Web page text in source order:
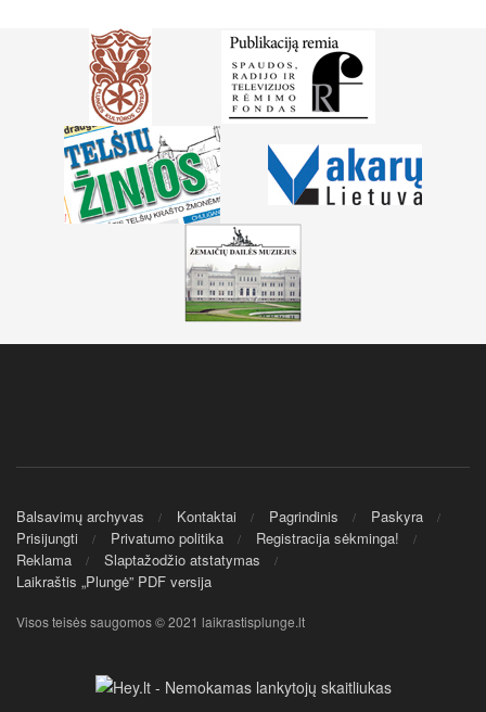
Balsavimų archyvas Kontaktai Pagrindinis
Paskyra
Prisijungti
Privatumo politika
Registracija sėkminga!
Reklama
Slaptažodžio atstatymas
Laikraštis „Plungė” PDF versija
Visos teisės saugomos © 2021 laikrastisplunge.lt